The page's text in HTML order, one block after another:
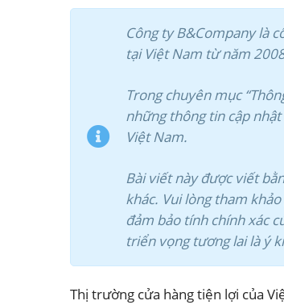
Công ty B&Company là
tại Việt Nam từ năm
Trong chuyên mục
những thông tin cập
Việt Nam.
Bài viết này được viết
khác. Vui lòng tham
đảm bảo tính chính xác
triển vọng tương lai là ý
Thị trường cửa hàng tiện lợi của